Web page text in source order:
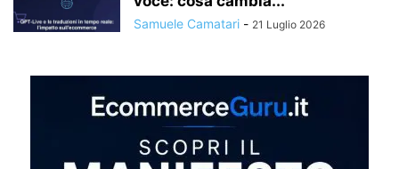
Samuele Camatari - 21 Luglio 2026